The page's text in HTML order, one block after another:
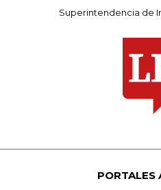
Superintendencia de
PORTALES